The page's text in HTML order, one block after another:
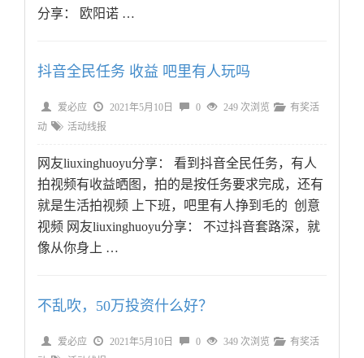
分享： 欧阳诺 …
抖音全民任务 收益 吧里有人玩吗
爱必应 2021年5月10日 0 249 次浏览
有奖活
动
活动线报
网友liuxinghuoyu分享： 看到抖音全民任务，有人
拍视频有收益晒图，拍的是按任务要求完成，还有
就是生活拍视频 上下班，吧里有人挣到毛的 创意
视频 网友liuxinghuoyu分享： 不过抖音套路深，就
像从你身上 …
不乱吹，50万投资什么好？
爱必应 2021年5月10日 0 349 次浏览
有奖活